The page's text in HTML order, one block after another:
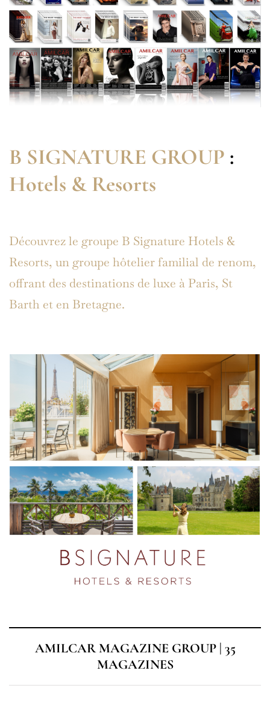
B SIGNATURE GROUP :
Hotels & Resorts
Découvrez le groupe B Signature Hotels &
Resorts, un groupe hôtelier familial de renom,
offrant des destinations de luxe à Paris, St
Barth et en Bretagne.
AMILCAR MAGAZINE GROUP | 35
MAGAZINES